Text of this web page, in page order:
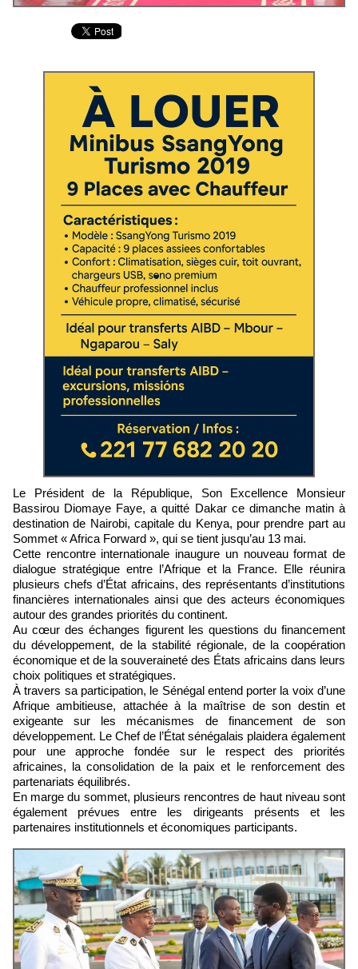
Le Président de la République, Son Excellence Monsieur
Bassirou Diomaye Faye, a quitté Dakar ce dimanche matin à
destination de Nairobi, capitale du Kenya, pour prendre part au
Sommet « Africa Forward », qui se tient jusqu’au 13 mai.
Cette rencontre internationale inaugure un nouveau format de
dialogue stratégique entre l’Afrique et la France. Elle réunira
plusieurs chefs d’État africains, des représentants d’institutions
financières internationales ainsi que des acteurs économiques
autour des grandes priorités du continent.
Au cœur des échanges figurent les questions du financement
du développement, de la stabilité régionale, de la coopération
économique et de la souveraineté des États africains dans leurs
choix politiques et stratégiques.
À travers sa participation, le Sénégal entend porter la voix d’une
Afrique ambitieuse, attachée à la maîtrise de son destin et
exigeante sur les mécanismes de financement de son
développement. Le Chef de l’État sénégalais plaidera également
pour une approche fondée sur le respect des priorités
africaines, la consolidation de la paix et le renforcement des
partenariats équilibrés.
En marge du sommet, plusieurs rencontres de haut niveau sont
également prévues entre les dirigeants présents et les
partenaires institutionnels et économiques participants.